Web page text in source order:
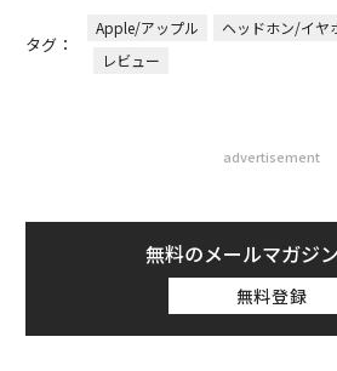
タグ：
Apple/アップル ヘッドホン/イヤ
レビュー
advertisement
無料のメールマガジ
無料登録